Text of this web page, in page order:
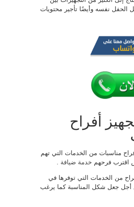
الحفل نفسه وأيضًا تأجير محتويات
أفراح
مناسبات من الخدمات التي تهم
فرحهم خدمة ضيافة
من الخدمات التي توفرها في
أجل جعل شكل المناسبة كما يرغب